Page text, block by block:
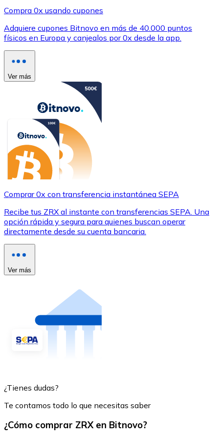
Compra 0x usando cupones
Adquiere cupones Bitnovo en más de 40.000 puntos
físicos en Europa y canjealos por 0x desde la app.
Ver más
Comprar 0x con transferencia instantánea SEPA
Recibe tus ZRX al instante con transferencias SEPA. Una
opción rápida y segura para quienes buscan operar
directamente desde su cuenta bancaria.
Ver más
¿Tienes dudas?
Te contamos todo lo que necesitas saber
¿Cómo comprar ZRX en Bitnovo?